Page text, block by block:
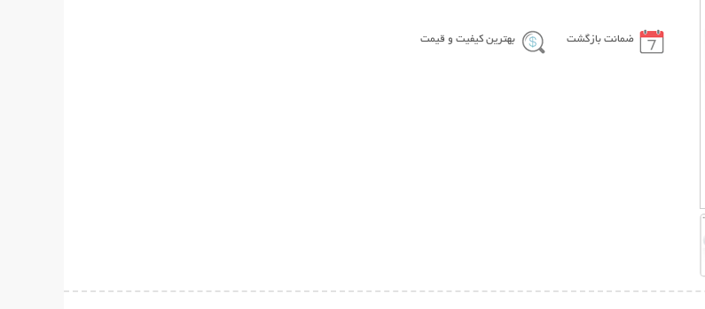
ضمانت بازگشت بهترین کیفیت و قیمت